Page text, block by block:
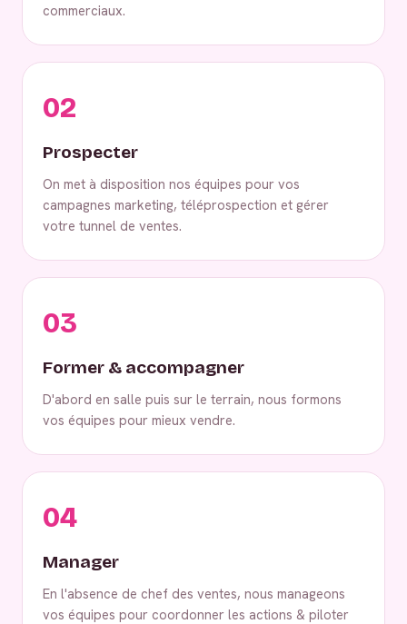
commerciaux.
02
Prospecter
On met à disposition nos équipes pour vos
campagnes marketing, téléprospection et gérer
votre tunnel de ventes.
03
Former & accompagner
D'abord en salle puis sur le terrain, nous formons
vos équipes pour mieux vendre.
04
Manager
En l'absence de chef des ventes, nous manageons
vos équipes pour coordonner les actions & piloter